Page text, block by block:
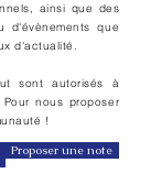
ainsi que des
d'évènements que
d'actualité.
sont autorisés à
nous proposer
!
Proposer une note